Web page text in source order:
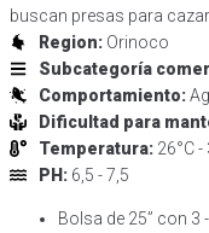
buscan presas para cazar.
Region: Orinoco
Subcategoría
Comportamiento:
Dificultad para
Temperatura: 26°C -
PH: 6,5 - 7,5
Bolsa de 25” con 3